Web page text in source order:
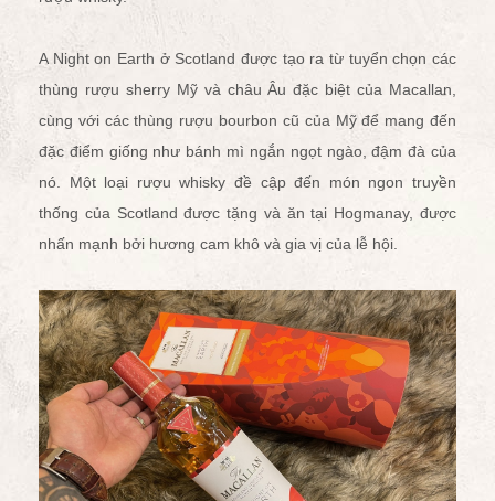
A Night on Earth ở Scotland được tạo ra từ tuyển chọn các
thùng rượu sherry Mỹ và châu Âu đặc biệt của Macallan,
cùng với các thùng rượu bourbon cũ của Mỹ để mang đến
đặc điểm giống như bánh mì ngắn ngọt ngào, đậm đà của
nó. Một loại rượu whisky đề cập đến món ngon truyền
thống của Scotland được tặng và ăn tại Hogmanay, được
nhấn mạnh bởi hương cam khô và gia vị của lễ hội.